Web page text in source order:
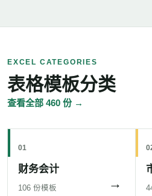
EXCEL CATEGORIES
表格模板分类
查看全部 460 份 →
01
财务会计
106 份模板 →